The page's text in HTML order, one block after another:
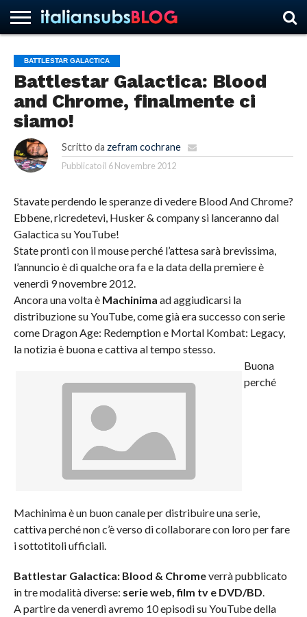
HOME
NEWS
ASCOLTI
RECENSIONI
INTERVISTE
CURIOSITÀ
CHI
SIAMO
CONTATTACI
FORUM
ITALIANSUBS
BATTLESTAR GALACTICA
Battlestar Galactica: Blood
and Chrome, finalmente ci
siamo!
Scritto da zefram cochrane
Pubblicato il 6 Novembre 2012
Stavate perdendo le speranze di vedere Blood And Chrome?
Ebbene, ricredetevi, Husker & company si lanceranno dal
Galactica su YouTube!
State pronti con il mouse perché l’attesa sarà brevissima,
l’annuncio è di qualche ora fa e la data della premiere è
venerdì 9 novembre 2012.
Ancora una volta è Machinima ad aggiudicarsi la
distribuzione su YouTube, come già era successo con serie
come Dragon Age: Redemption e Mortal Kombat: Legacy,
la notizia è buona e cattiva al tempo stesso.
Buona
perché
Machinima è un buon canale per distribuire una serie,
cattiva perché non c’è verso di collaborare con loro per fare
i sottotitoli ufficiali.
Battlestar Galactica: Blood & Chromeverrà pubblicato
in tre modalità diverse: serie web, film tv e DVD/BD
A partire da venerdì avremo 10 episodi su YouTube della